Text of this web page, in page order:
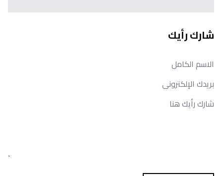
شارك رأيك